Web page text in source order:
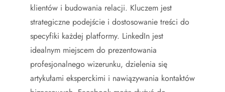
klientów i budowania relacji. Kluczem jest
strategiczne podejście i dostosowanie treści do
specyfiki każdej platformy. LinkedIn jest
idealnym miejscem do prezentowania
profesjonalnego wizerunku, dzielenia się
artykułami eksperckimi i nawiązywania kontaktów